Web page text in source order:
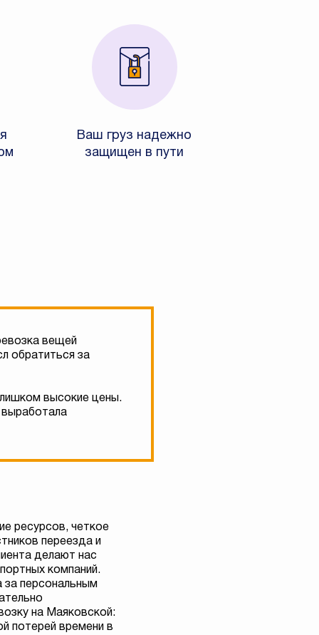
Ваш груз надежно
защищен в пути
вещей
обратиться за
высокие цены.
ресурсов, четкое
переезда и
делают нас
компаний.
за персональным
на Маяковской:
потерей времени в